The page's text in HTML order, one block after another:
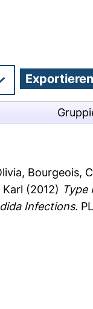
, Bourgeois,
Karl (2012) Type
Infections.